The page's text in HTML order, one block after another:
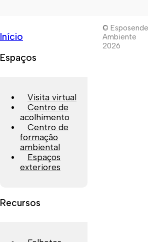
Início
Espaços
Visita virtual
Centro de
acolhimento
Centro de
formação
ambiental
Espaços
exteriores
Recursos
© Esposende
Ambiente
2026